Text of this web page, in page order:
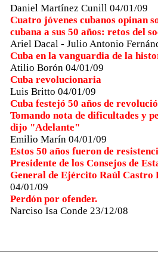
Daniel Martínez Cunill 04/01/09
Cuatro jóvenes cubanos opinan
cubana a sus 50 años: retos del
Ariel Dacal - Julio Antonio
Cuba en la vanguardia de la
Atilio Borón 04/01/09
Cuba revolucionaria
Luis Britto 04/01/09
Cuba festejó 50 años de
Tomando nota de dificultades y
dijo "Adelante"
Emilio Marín 04/01/09
Estos 50 años fueron de
Presidente de los Consejos de
General de Ejército Raúl Castro
04/01/09
Perdón por ofender.
Narciso Isa Conde 23/12/08